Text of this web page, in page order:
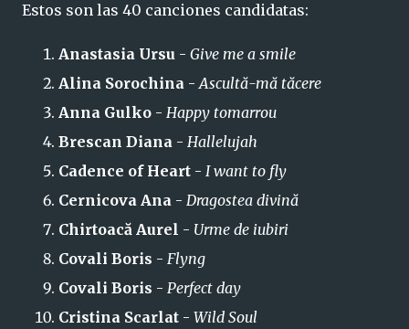
Estos son las 40 canciones candidatas:
Anastasia Ursu - Give me a smile
Alina Sorochina -Ascultă-mă tăcere
Anna Gulko - Happy tomarrou
Brescan Diana - Hallelujah
Cadence of Heart - I want to fly
Cernicova Ana - Dragostea divină
Chirtoacă Aurel - Urme de iubiri
Covali Boris - Flyng
Covali Boris - Perfect day
Cristina Scarlat - Wild Soul